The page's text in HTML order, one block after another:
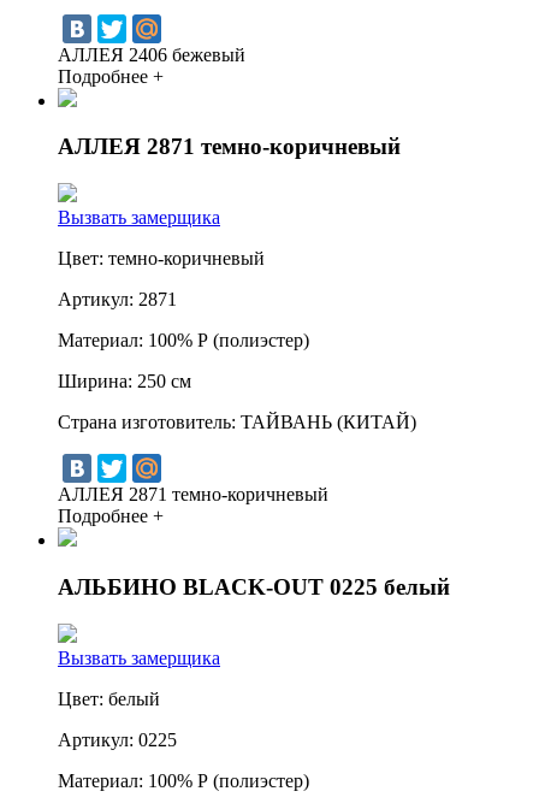
АЛЛЕЯ 2406 бежевый
Подробнее +
АЛЛЕЯ 2871 темно-коричневый
Вызвать замерщика
Цвет: темно-коричневый
Артикул: 2871
Материал: 100% Р (полиэстер)
Ширина: 250 см
Страна изготовитель: ТАЙВАНЬ (КИТАЙ)
АЛЛЕЯ 2871 темно-коричневый
Подробнее +
АЛЬБИНО BLACK-OUT 0225 белый
Вызвать замерщика
Цвет: белый
Артикул: 0225
Материал: 100% Р (полиэстер)